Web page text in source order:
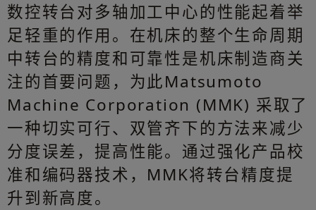
数控转台对多轴加工中心的性能起着举
足轻重的作用。在机床的整个生命周期
中转台的精度和可靠性是机床制造商关
注的首要问题，为此Matsumoto
Machine Corporation (MMK) 采取了
一种切实可行、双管齐下的方法来减少
分度误差，提高性能。通过强化产品校
准和编码器技术，MMK将转台精度提
升到新高度。